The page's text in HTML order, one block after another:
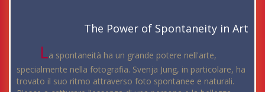
The Power of Spontaneity in Art
La spontaneità ha un grande potere nell'arte,
specialmente nella fotografia. Svenja Jung, in particolare, ha
trovato il suo ritmo attraverso foto spontanee e naturali.